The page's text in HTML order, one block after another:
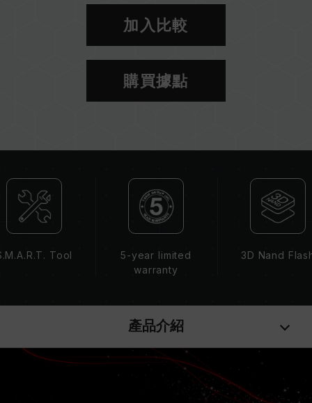
台灣發明專利 (證書號：I703921)
中國新型專利 (證書號：CN 211019739 U)
S.M.A.R.T. 專利軟體
加入比較
購買據點
Tool
5-year limited
warranty
3D Nand
產品介紹